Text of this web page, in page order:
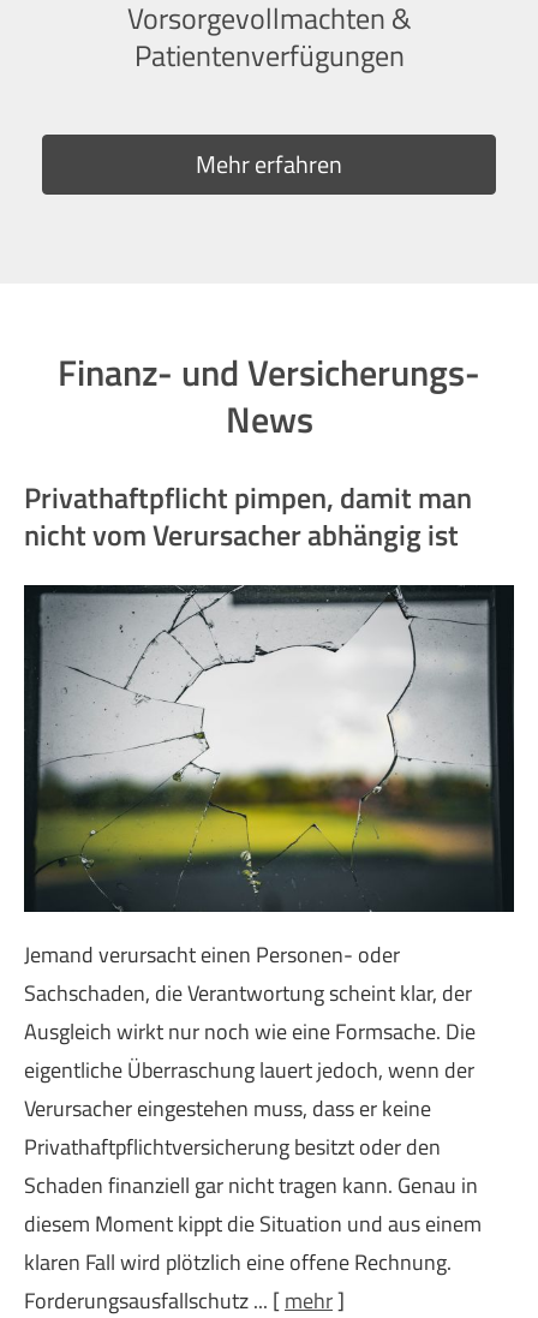
Vorsorgevollmachten &
Patientenverfügungen
Mehr erfahren
Finanz- und Versicherungs-
News
Privathaftpflicht pimpen, damit man
nicht vom Verursacher abhängig ist
Jemand verursacht einen Per­sonen- oder
Sachschaden, die Verantwortung scheint klar, der
Ausgleich wirkt nur noch wie eine Formsache. Die
eigentliche Überraschung lauert jedoch, wenn der
Verursacher eingestehen muss, dass er keine
Privathaftpflichtversicherung besitzt oder den
Schaden finanziell gar nicht tragen kann. Genau in
diesem Moment kippt die Situation und aus einem
klaren Fall wird plötzlich eine offene Rechnung.
Forderungsausfallschutz ... [mehr]